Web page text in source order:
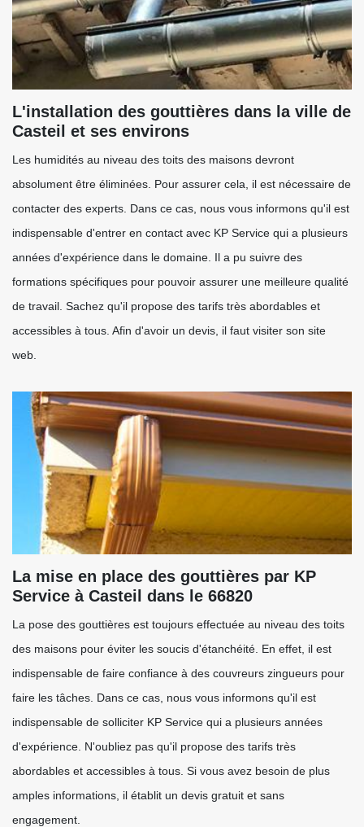
L'installation des gouttières dans la ville de
Casteil et ses environs
Les humidités au niveau des toits des maisons devront
absolument être éliminées. Pour assurer cela, il est nécessaire de
contacter des experts. Dans ce cas, nous vous informons qu'il est
indispensable d'entrer en contact avec KP Service qui a plusieurs
années d'expérience dans le domaine. Il a pu suivre des
formations spécifiques pour pouvoir assurer une meilleure qualité
de travail. Sachez qu'il propose des tarifs très abordables et
accessibles à tous. Afin d'avoir un devis, il faut visiter son site
web.
La mise en place des gouttières par KP
Service à Casteil dans le 66820
La pose des gouttières est toujours effectuée au niveau des toits
des maisons pour éviter les soucis d'étanchéité. En effet, il est
indispensable de faire confiance à des couvreurs zingueurs pour
faire les tâches. Dans ce cas, nous vous informons qu'il est
indispensable de solliciter KP Service qui a plusieurs années
d'expérience. N'oubliez pas qu'il propose des tarifs très
abordables et accessibles à tous. Si vous avez besoin de plus
amples informations, il établit un devis gratuit et sans
engagement.